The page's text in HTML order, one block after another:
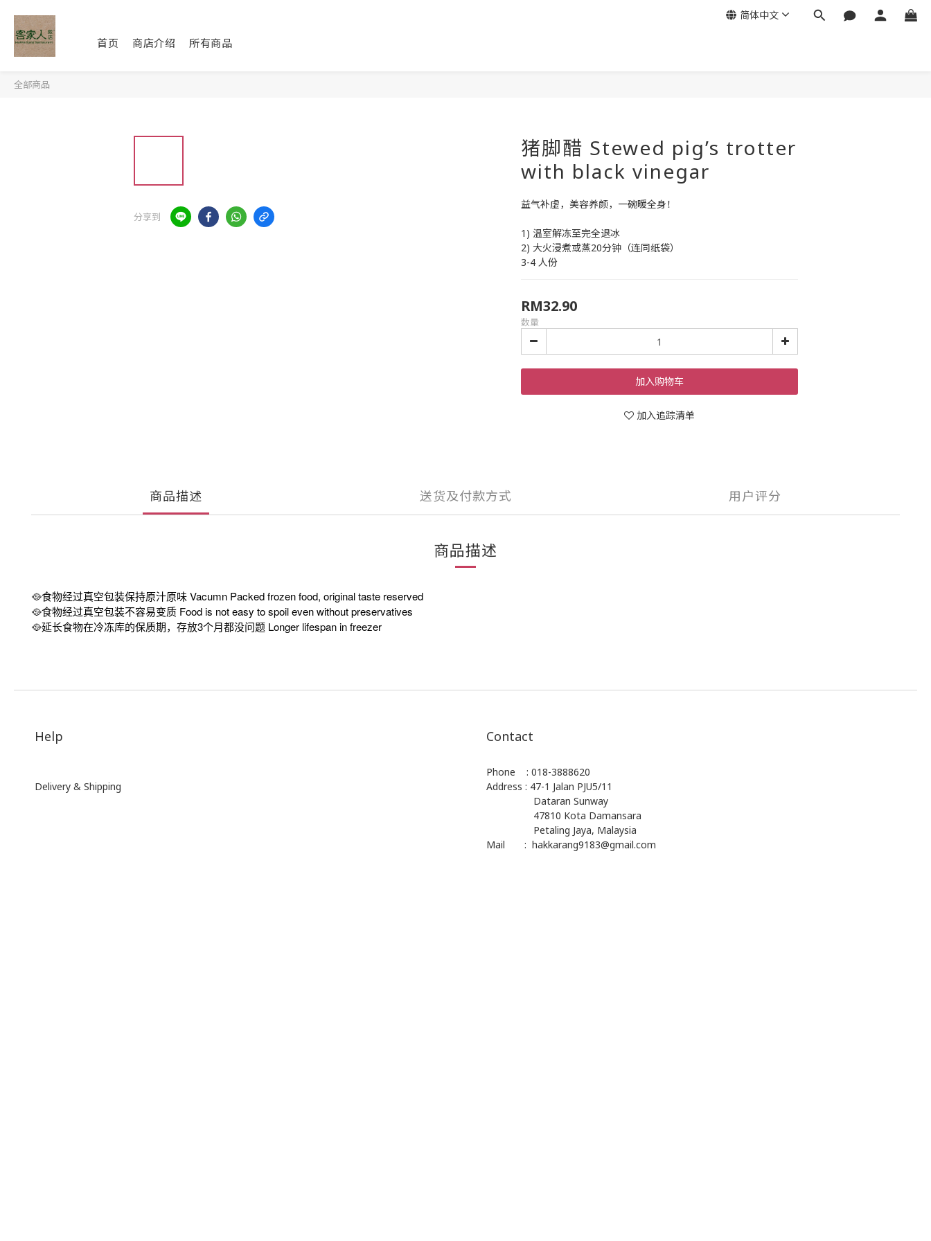
首页 商店介绍 所有商品
简体中文
全部商品
分享到
猪脚醋 Stewed pig’s trotter
with black vinegar
益气补虚，美容养颜，一碗暖全身！
1) 温室解冻至完全退冰
2) 大火浸煮或蒸20分钟（连同纸袋）
3-4 人份
RM32.90
数量
加入购物车
加入追踪清单
商品描述 送货及付款方式 用户评分
商品描述
🥘食物经过真空包装保持原汁原味 Vacumn Packed frozen food, original taste reserved
🥘食物经过真空包装不容易变质 Food is not easy to spoil even without preservatives
🥘延长食物在冷冻库的保质期，存放3个月都没问题 Longer lifespan in freezer
Help
Delivery & Shipping
Contact
Phone : 018-3888620
Address : 47-1 Jalan PJU5/11
Dataran Sunway
47810 Kota Damansara
Petaling Jaya, Malaysia
Mail : hakkarang9183@gmail.com